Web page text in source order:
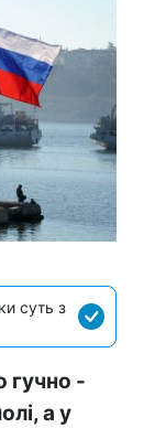
суть з
гучно -
а у